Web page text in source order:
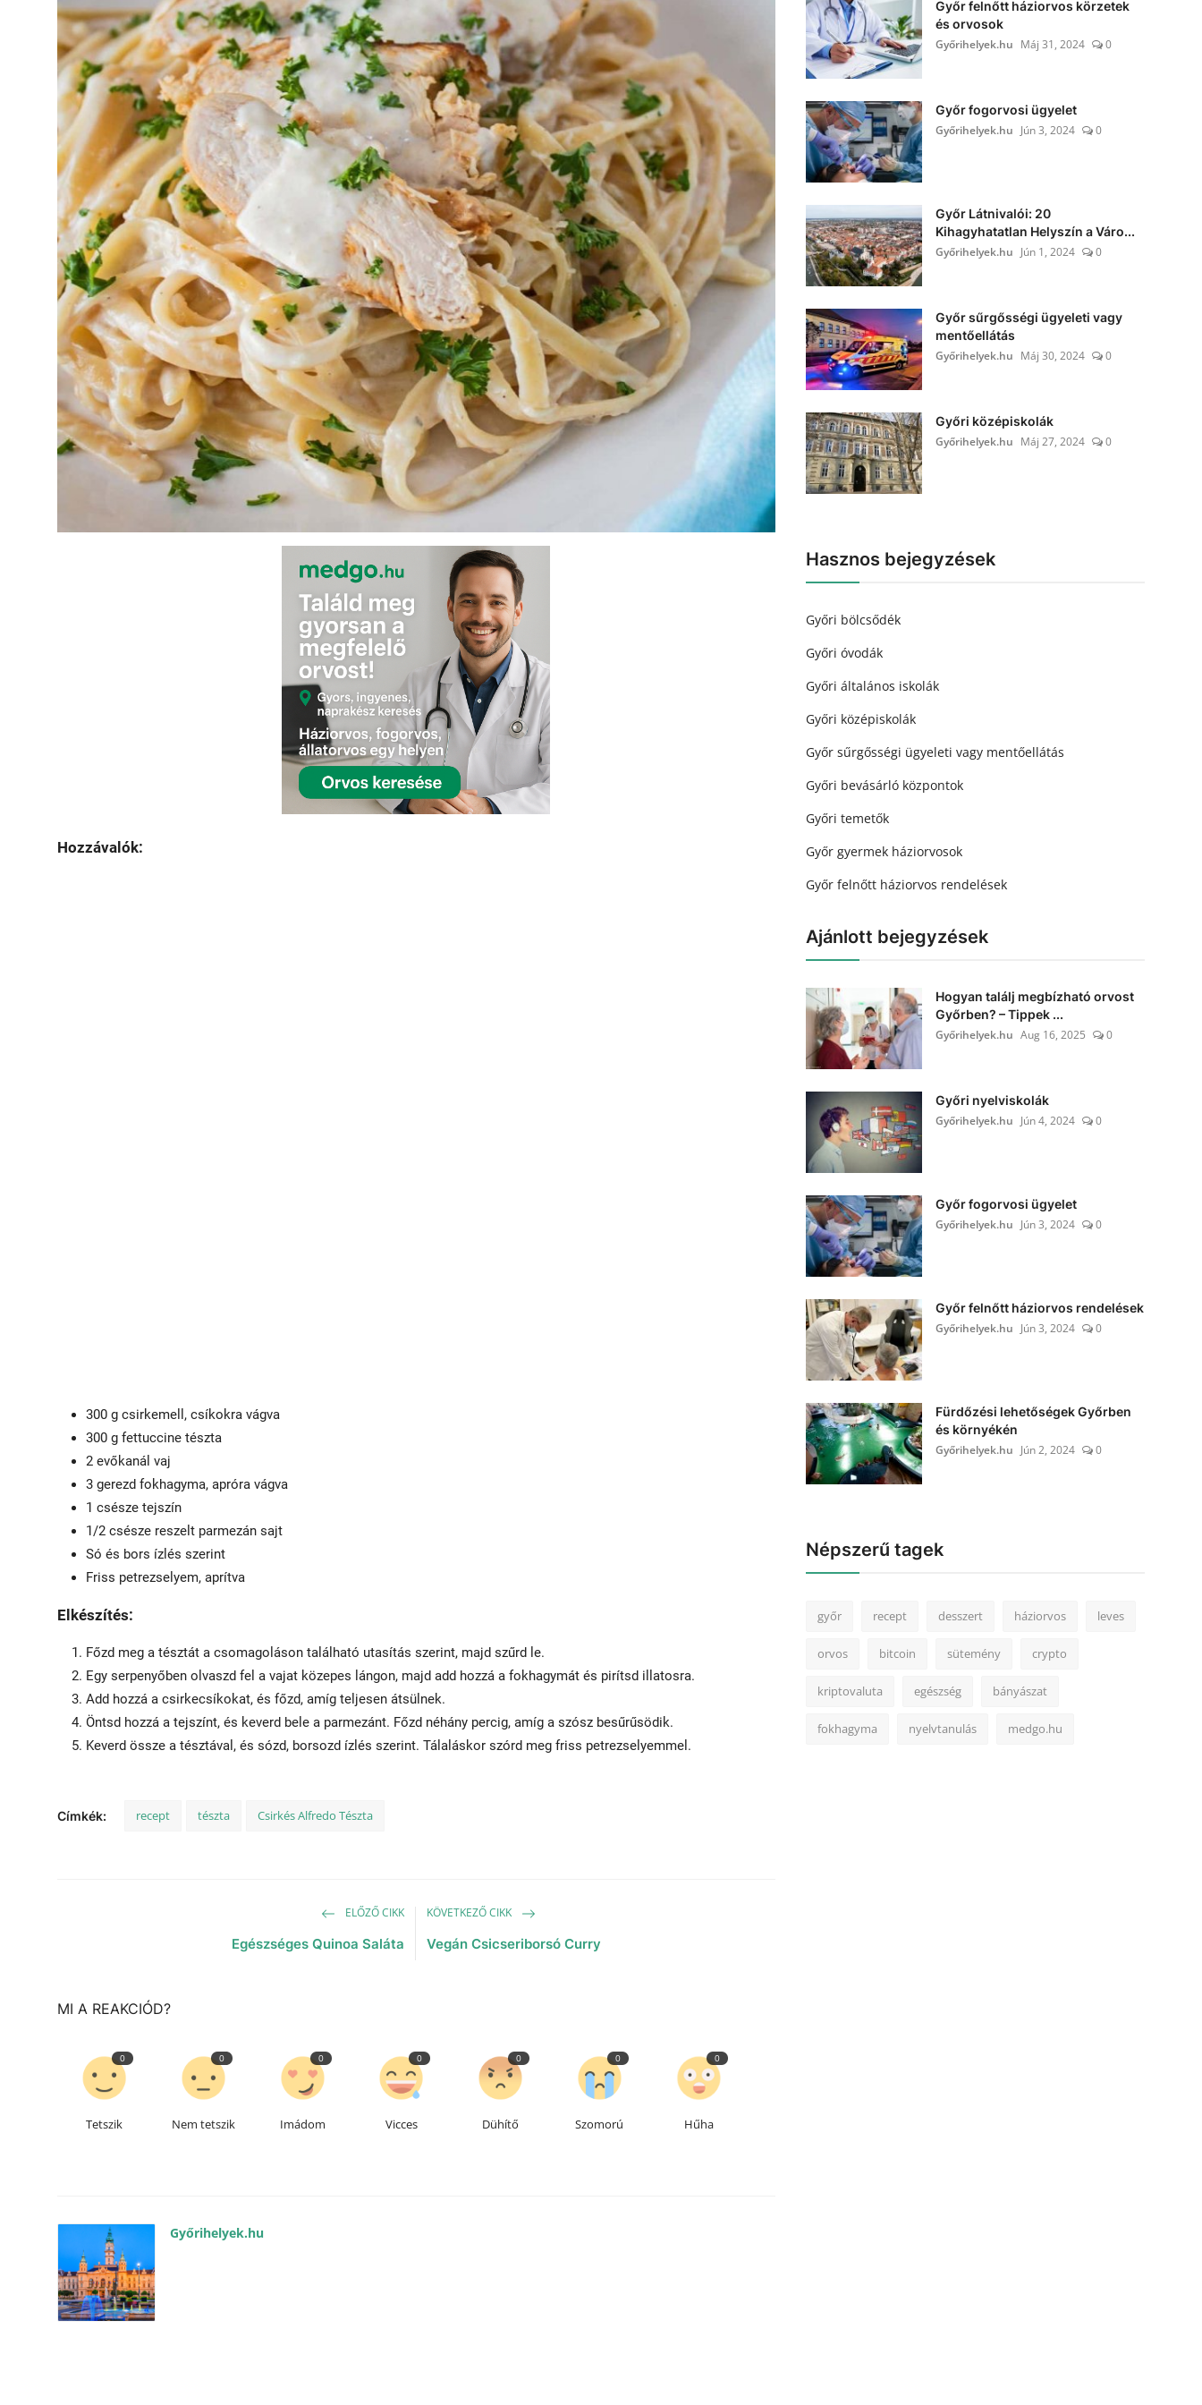
Hozzávalók:
300 g csirkemell, csíkokra vágva
300 g fettuccine tészta
2 evőkanál vaj
3 gerezd fokhagyma, apróra vágva
1 csésze tejszín
1/2 csésze reszelt parmezán sajt
Só és bors ízlés szerint
Friss petrezselyem, aprítva
Elkészítés:
Főzd meg a tésztát a csomagoláson található utasítás szerint, majd szűrd le.
Egy serpenyőben olvaszd fel a vajat közepes lángon, majd add hozzá a fokhagymát és pirítsd illatosra.
Add hozzá a csirkecsíkokat, és főzd, amíg teljesen átsülnek.
Öntsd hozzá a tejszínt, és keverd bele a parmezánt. Főzd néhány percig, amíg a szósz besűrűsödik.
Keverd össze a tésztával, és sózd, borsozd ízlés szerint. Tálaláskor szórd meg friss petrezselyemmel.
Címkék: recept tészta Csirkés Alfredo Tészta
ELŐZŐ CIKK
Egészséges Quinoa Saláta
KÖVETKEZŐ CIKK
Vegán Csicseriborsó Curry
MI A REAKCIÓD?
0
Tetszik
0
Nem tetszik
0
Imádom
0
Vicces
0
Dühítő
0
Szomorú
0
Hűha
Győrihelyek.hu
Győr felnőtt háziorvos körzetek
és orvosok
Győrihelyek.hu Máj 31, 2024 0
Győr fogorvosi ügyelet
Győrihelyek.hu Jún 3, 2024 0
Győr Látnivalói: 20
Kihagyhatatlan Helyszín a Váro...
Győrihelyek.hu Jún 1, 2024 0
Győr sűrgősségi ügyeleti vagy
mentőellátás
Győrihelyek.hu Máj 30, 2024 0
Győri középiskolák
Győrihelyek.hu Máj 27, 2024 0
Hasznos bejegyzések
Győri bölcsődék
Győri óvodák
Győri általános iskolák
Győri középiskolák
Győr sűrgősségi ügyeleti vagy mentőellátás
Győri bevásárló központok
Győri temetők
Győr gyermek háziorvosok
Győr felnőtt háziorvos rendelések
Ajánlott bejegyzések
Hogyan találj megbízható orvost
Győrben? – Tippek ...
Győrihelyek.hu Aug 16, 2025 0
Győri nyelviskolák
Győrihelyek.hu Jún 4, 2024 0
Győr fogorvosi ügyelet
Győrihelyek.hu Jún 3, 2024 0
Győr felnőtt háziorvos rendelések
Győrihelyek.hu Jún 3, 2024 0
Fürdőzési lehetőségek Győrben
és környékén
Győrihelyek.hu Jún 2, 2024 0
Népszerű tagek
győr recept desszert háziorvos leves
orvos bitcoin sütemény crypto
kriptovaluta egészség bányászat
fokhagyma nyelvtanulás medgo.hu